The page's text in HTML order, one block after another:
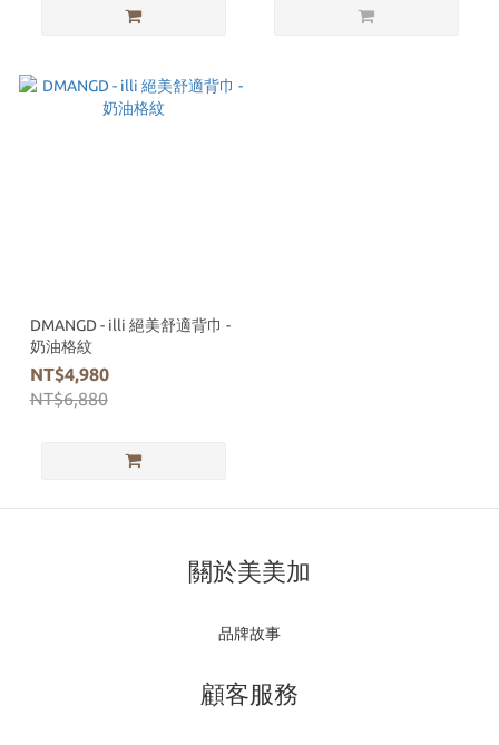
DMANGD - illi 絕美舒適背巾 -
奶油格紋
NT$4,980
NT$6,880
關於美美加
品牌故事
顧客服務